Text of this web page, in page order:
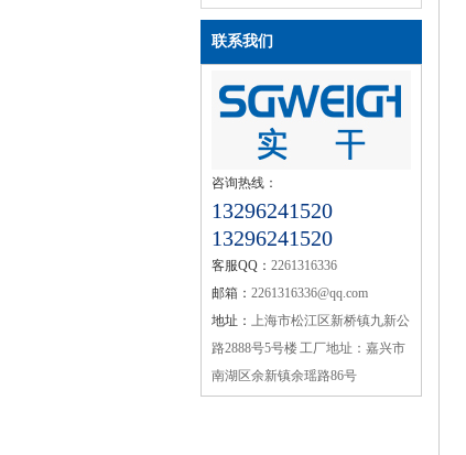
联系我们
咨询热线：
13296241520
13296241520
客服QQ： 2261316336
邮箱： 2261316336@qq.com
地址： 上海市松江区新桥镇九新公
路2888号5号楼 工厂地址：嘉兴市
南湖区余新镇余瑶路86号